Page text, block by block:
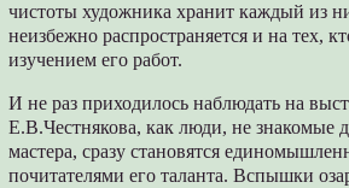
чистоты художника хранит каждый из
неизбежно распространяется и на тех,
изучением его работ.
И не раз приходилось наблюдать на
Е.В.Честнякова, как люди, не знакомые
мастера, сразу становятся
почитателями его таланта. Вспышки